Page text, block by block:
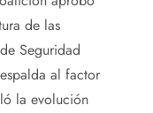
de las
Seguridad
al factor
la evolución